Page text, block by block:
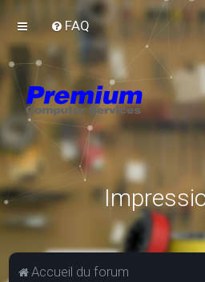
FAQ
Accueil du forum